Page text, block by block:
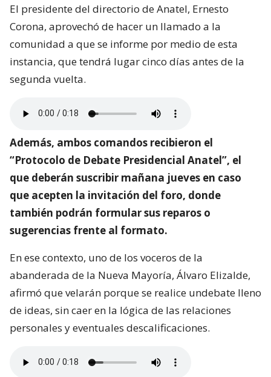
El presidente del directorio de Anatel, Ernesto
Corona, aprovechó de hacer un llamado a la
comunidad a que se informe por medio de esta
instancia, que tendrá lugar cinco días antes de la
segunda vuelta.
Además, ambos comandos recibieron el
“Protocolo de Debate Presidencial Anatel”, el
que deberán suscribir mañana jueves en caso
que acepten la invitación del foro, donde
también podrán formular sus reparos o
sugerencias frente al formato.
En ese contexto, uno de los voceros de la
abanderada de la Nueva Mayoría, Álvaro Elizalde,
afirmó que velarán porque se realice undebate lleno
de ideas, sin caer en la lógica de las relaciones
personales y eventuales descalificaciones.